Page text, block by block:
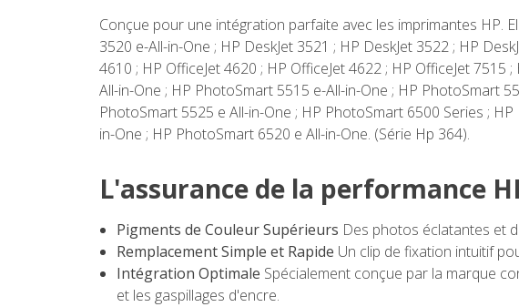
Conçue pour une intégration parfaite avec les imprimantes HP.
3520 e-All-in-One ; HP DeskJet 3521 ; HP DeskJet 3522 ; HP
4610 ; HP OfficeJet 4620 ; HP OfficeJet 4622 ; HP OfficeJet
All-in-One ; HP PhotoSmart 5515 e-All-in-One ; HP PhotoSmart
PhotoSmart 5525 e All-in-One ; HP PhotoSmart 6500 Series ;
in-One ; HP PhotoSmart 6520 e All-in-One. (Série Hp 364).
L'assurance de la performance
Pigments de Couleur Supérieurs Des photos éclatantes et
Remplacement Simple et Rapide Un clip de fixation intuitif
Intégration Optimale Spécialement conçue par la marque
et les gaspillages d'encre.